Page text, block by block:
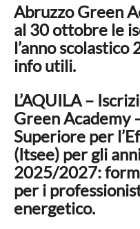
a
g
o
Abruzzo Green
al 30 ottobre le
l’anno
info utili.
L’AQUILA –
Green Academy
Superiore per
(Itsee) per gli
2025/2027:
per i
energetico.